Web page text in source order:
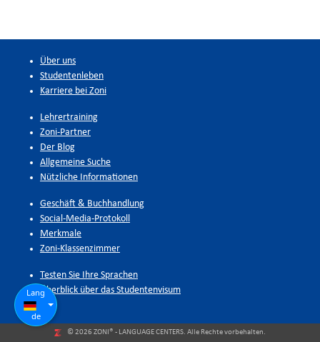
Lang
de
Über uns
Studentenleben
Karriere bei Zoni
Lehrertraining
Zoni-Partner
Der Blog
Allgemeine Suche
Nützliche Informationen
Geschäft & Buchhandlung
Social-Media-Protokoll
Merkmale
Zoni-Klassenzimmer
Testen Sie Ihre Sprachen
Überblick über das Studentenvisum
© 2026 ZONI® - LANGUAGE CENTERS. Alle Rechte vorbehalten.